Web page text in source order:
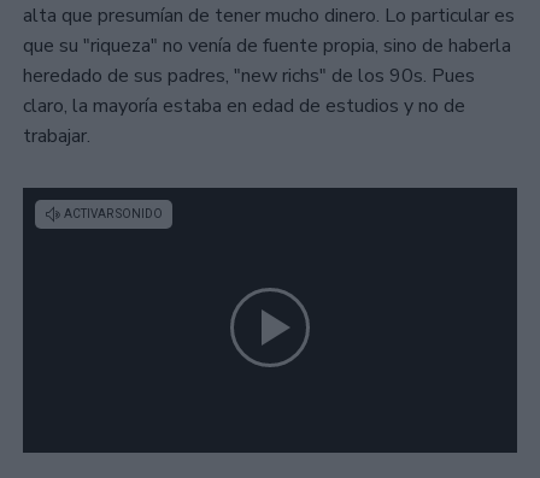
alta que presumían de tener mucho dinero. Lo particular es
que su "riqueza" no venía de fuente propia, sino de haberla
heredado de sus padres, "new richs" de los 90s. Pues
claro, la mayoría estaba en edad de estudios y no de
trabajar.